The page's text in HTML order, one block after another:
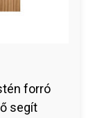
forró
segít